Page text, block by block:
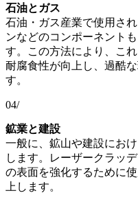
石油とガス
石油・ガス産業で使用さ
ンなどのコンポーネント
す。この方法により、こ
耐腐食性が向上し、過酷
す。
04/
鉱業と建設
一般に、鉱山や建設にお
します。レーザークラッ
の表面を強化するために
上します。